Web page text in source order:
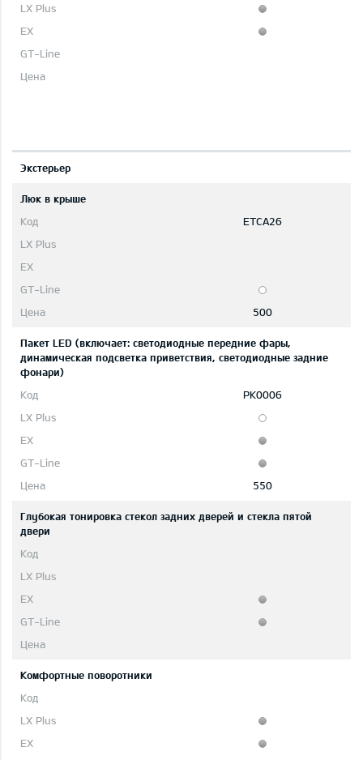
Экстерьер
Люк в крыше
ETCA26
500
Пакет LED (включает: светодиодные передние фары,
динамическая подсветка приветствия, светодиодные задние
фонари)
PK0006
550
Глубокая тонировка стекол задних дверей и стекла пятой
двери
Комфортные поворотники